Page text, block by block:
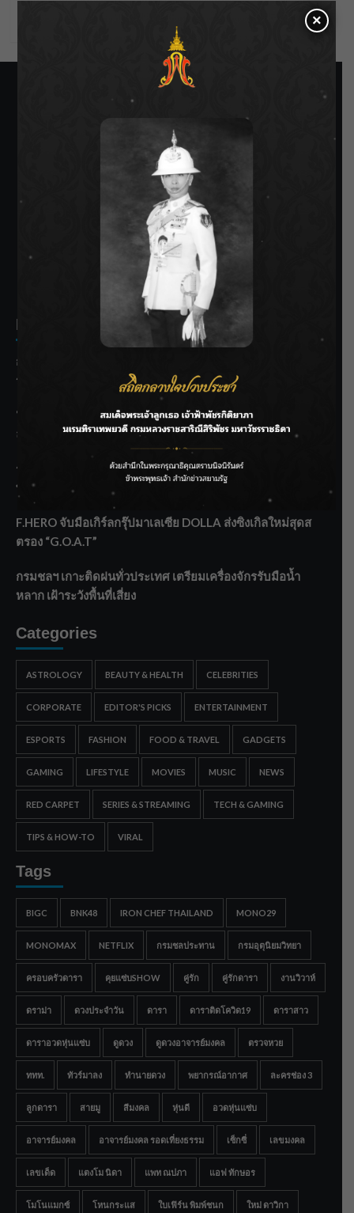
SIAMRATH VARIETY
THE BEST ENTERTAINMENT
Recent Posts
กรมชลฯ รับฟังประชาชน ติดตามแก้ปัญหาโครงการประตู
ระบายน้ำศรีสองรักฯ
‘แมน การิน’ แชร์ความเชื่อชวนคิด! “อยากกินอะไรหลังจาก
ลาโลกนี้ ให้ใส่บาตรสิ่งนั้นไว้ตอนยังมีชีวิต”
ราชเลขานุการในพระองค์ฯ ติดตามโครงการหุบกะพง–ห้วย
ทรายใต้ เสริมความมั่นคงน้ำเพชรบุรี
F.HERO จับมือเกิร์ลกรุ๊ปมาเลเซีย DOLLA ส่งซิงเกิลใหม่สุดส
ตรอง “G.O.A.T”
กรมชลฯ เกาะติดฝนทั่วประเทศ เตรียมเครื่องจักรรับมือน้ำ
หลาก เฝ้าระวังพื้นที่เสี่ยง
Categories
ASTROLOGY BEAUTY & HEALTH CELEBRITIES
CORPORATE EDITOR'S PICKS ENTERTAINMENT
ESPORTS FASHION FOOD & TRAVEL GADGETS
GAMING LIFESTYLE MOVIES MUSIC NEWS
RED CARPET SERIES & STREAMING TECH & GAMING
TIPS & HOW-TO VIRAL
Tags
BIGC BNK48 IRON CHEF THAILAND MONO29
MONOMAX NETFLIX กรมชลประทาน กรมอุตุนิยมวิทยา
ครอบครัวดารา คุยแซ่บSHOW คู่รัก คู่รักดารา งานวิวาห์
ดราม่า ดวงประจำวัน ดารา ดาราติดโควิด19 ดาราสาว
ดาราอวดหุ่นแซ่บ ดูดวง ดูดวงอาจารย์มงคล ตรวจหวย
ททท. ทัวร์มาลง ทำนายดวง พยากรณ์อากาศ ละครช่อง 3
ลูกดารา สายมู สีมงคล หุ่นดี อวดหุ่นแซ่บ
อาจารย์มงคล อาจารย์มงคล รอดเที่ยงธรรม เซ็กซี่ เลขมงคล
เลขเด็ด แตงโม นิดา แพท ณปภา แอฟ ทักษอร
โมโนแมกซ์ โหนกระแส ใบเฟิร์น พิมพ์ชนก ใหม่ ดาวิกา
×